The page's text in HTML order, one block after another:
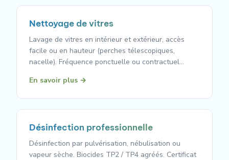
Nettoyage de vitres
Lavage de vitres en intérieur et extérieur, accès
facile ou en hauteur (perches télescopiques,
nacelle). Fréquence ponctuelle ou contractuel…
En savoir plus →
Désinfection professionnelle
Désinfection par pulvérisation, nébulisation ou
vapeur sèche. Biocides TP2 / TP4 agréés. Certificat